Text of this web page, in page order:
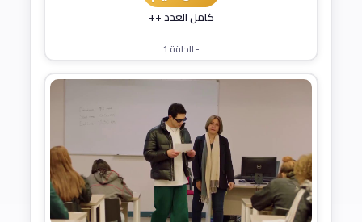
كامل العدد ++
- الحلقة 1